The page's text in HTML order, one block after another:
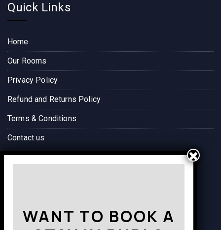
Quick Links
Home
Our Rooms
Privacy Policy
Refund and Returns Policy
Terms & Conditions
Contact us
Way to Destination
WANT TO BOOK A